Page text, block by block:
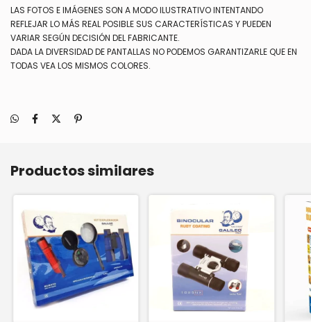
LAS FOTOS E IMÁGENES SON A MODO ILUSTRATIVO INTENTANDO
REFLEJAR LO MÁS REAL POSIBLE SUS CARACTERÍSTICAS Y PUEDEN
VARIAR SEGÚN DECISIÓN DEL FABRICANTE.
DADA LA DIVERSIDAD DE PANTALLAS NO PODEMOS GARANTIZARLE QUE EN
TODAS VEA LOS MISMOS COLORES.
Productos similares